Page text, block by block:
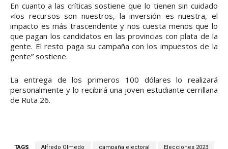
En cuanto a las críticas sostiene que lo tienen sin cuidado
«los recursos son nuestros, la inversión es nuestra, el
impacto es más trascendente y nos cuesta menos que lo
que pagan los candidatos en las provincias con plata de la
gente. El resto paga su campaña con los impuestos de la
gente” sostiene.
La entrega de los primeros 100 dólares lo realizará
personalmente y lo recibirá una joven estudiante cerrillana
de Ruta 26.
TAGS Alfredo Olmedo campaña electoral Elecciones 2023